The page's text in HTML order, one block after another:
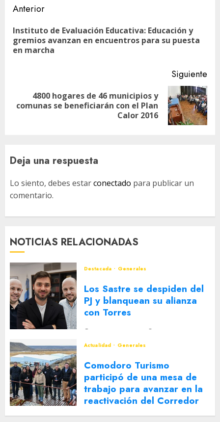
Navegación
de
entradas
Anterior
Instituto de Evaluación Educativa: Educación y
gremios avanzan en encuentros para su puesta
en marcha
Siguiente
Siguiente
4800 hogares de 46 municipios y
comunas se beneficiarán con el Plan
Calor 2016
Deja una respuesta
Lo siento, debes estarconectado para publicar un
comentario.
NOTICIAS RELACIONADAS
Destacada Generales
Los Sastre se despiden del
PJ y blanquean su alianza
con Torres
Actualidad
Generales
Comodoro Turismo
participó de una mesa de
trabajo para avanzar en la
reactivación del Corredor
Turístico Integrado